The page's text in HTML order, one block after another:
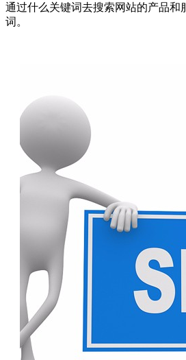
通过什么关键词去搜索网站的产品和
词。